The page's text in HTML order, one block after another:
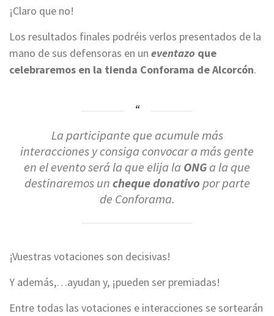
¡Claro que no!
Los resultados finales podréis verlos presentados de la
mano de sus defensoras en un eventazo que
celebraremos en la tienda Conforama de Alcorcón.
La participante que acumule más
interacciones y consiga convocar a más gente
en el evento será la que elija la ONGa la que
destinaremos uncheque donativopor parte
de Conforama.
¡Vuestras votaciones son decisivas!
Y además,…ayudan y, ¡pueden ser premiadas!
Entre todas las votaciones e interacciones se sortearán